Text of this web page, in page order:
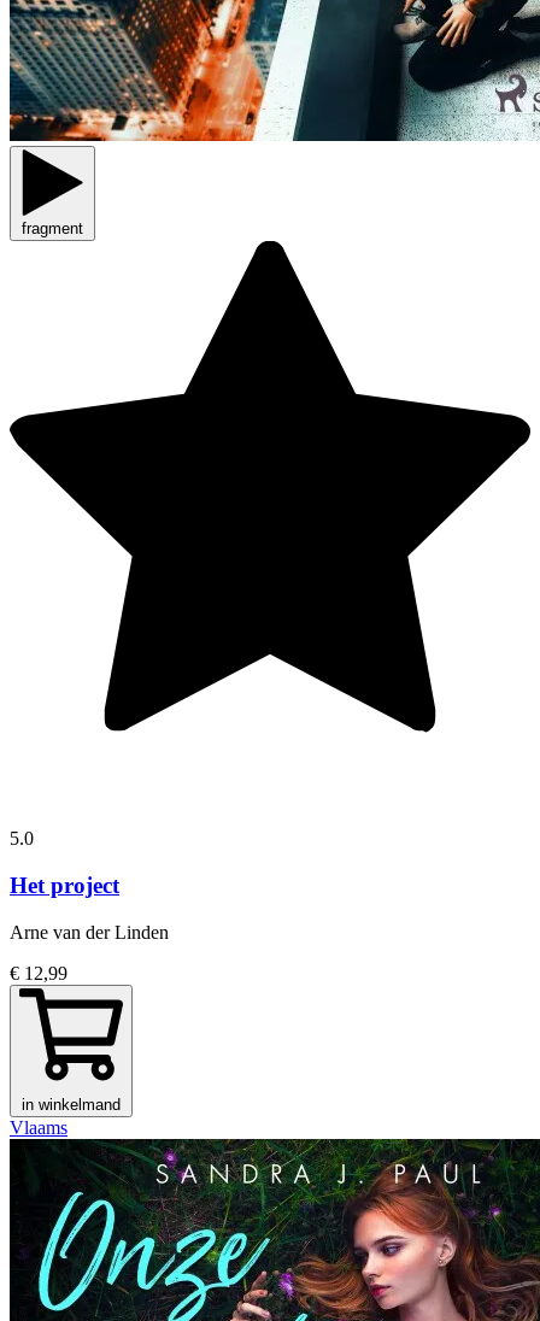
fragment
5.0
Het project
Arne van der Linden
€ 12,99
in winkelmand
Vlaams